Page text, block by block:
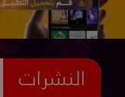
النشرات